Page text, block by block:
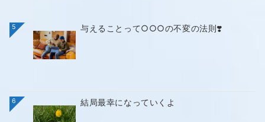
5 与えることって○○○の不変の法則❣️
6 結局最幸になっていくよ